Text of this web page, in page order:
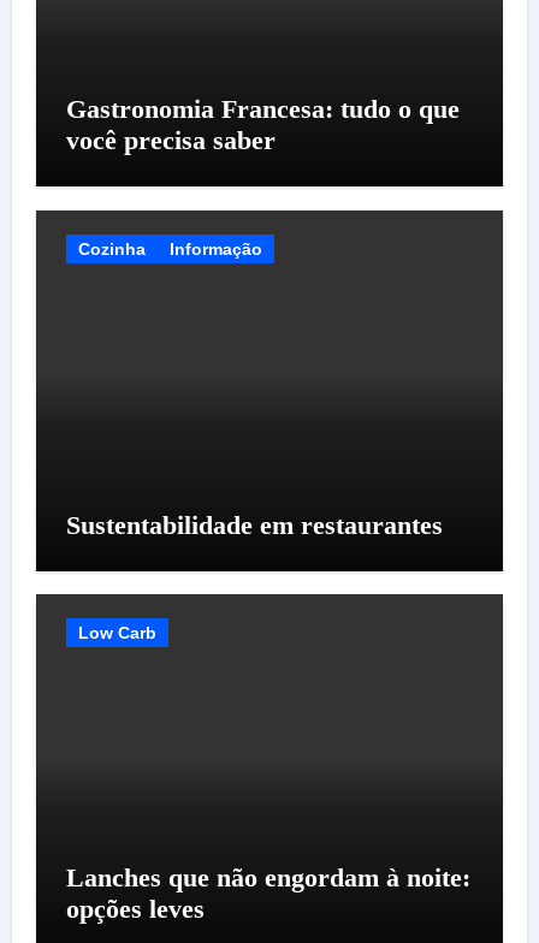
Gastronomia Francesa: tudo o que
você precisa saber
Cozinha Informação
Sustentabilidade em restaurantes
Low Carb
Lanches que não engordam à noite:
opções leves